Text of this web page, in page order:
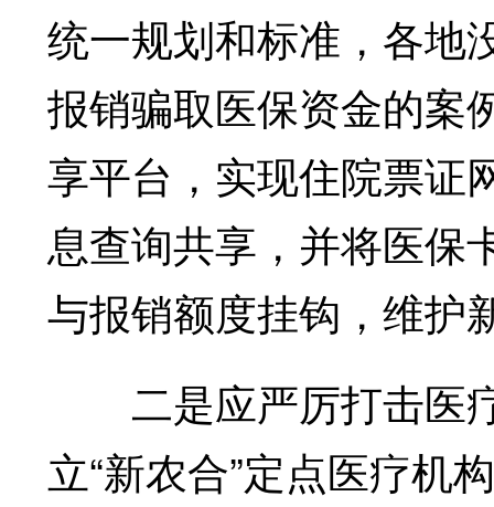
统一规划和标准，各地
报销骗取医保资金的案
享平台，实现住院票证
息查询共享，并将医保
与报销额度挂钩，维护
二是应严厉打击医
立“新农合”定点医疗机